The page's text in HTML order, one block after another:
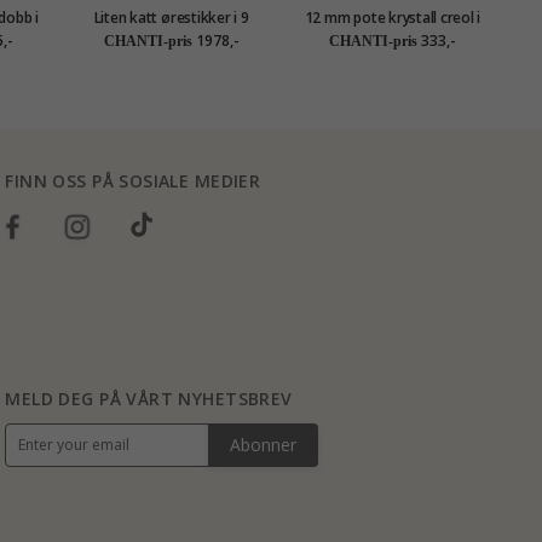
i
Liten katt ørestikker i 9
karat gull - Gold Collection
CHANTI-pris 1978,-
12 mm pote krystall creol i
sølv - Little Ones
CHANTI-pris 333,-
FINN OSS PÅ SOSIALE MEDIER
MELD DEG PÅ VÅRT NYHETSBREV
Abonner